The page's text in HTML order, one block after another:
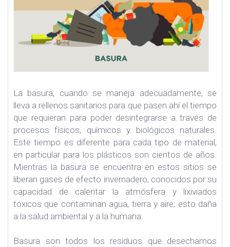
La basura, cuando se maneja adecuadamente, se
lleva a rellenos sanitarios para que pasen ahí el tiempo
que requieran para poder desintegrarse a través de
procesos físicos, químicos y biológicos naturales.
Este tiempo es diferente para cada tipo de material,
en particular para los plásticos son cientos de años.
Mientras la basura se encuentra en estos sitios se
liberan gases de efecto invernadero, conocidos por su
capacidad de calentar la atmósfera y lixiviados
tóxicos que contaminan agua, tierra y aire; esto daña
a la salud ambiental y a la humana.
Basura son todos los residuos que desechamos